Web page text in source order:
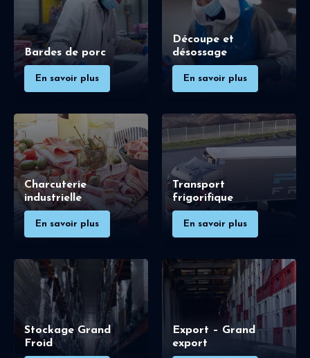
Bardes de porc
En savoir plus
Découpe et
désossage
En savoir plus
Charcuterie
industrielle
En savoir plus
Transport
frigorifique
En savoir plus
Stockage Grand
Froid
Export – Grand
export